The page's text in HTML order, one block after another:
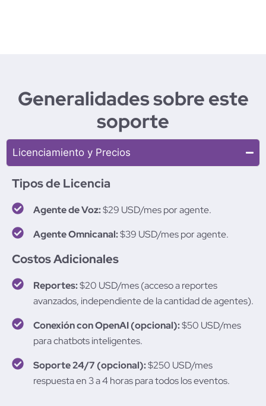
Generalidades sobre este
soporte
Licenciamiento y Precios
Tipos de Licencia
Agente de Voz:$29 USD/mes por agente.
Agente Omnicanal:$39 USD/mes por agente.
Costos Adicionales
Reportes:$20 USD/mes (acceso a reportes
avanzados, independiente de la cantidad de agentes).
Conexión con OpenAI (opcional):$50 USD/mes
para chatbots inteligentes.
Soporte 24/7 (opcional):$250 USD/mes
respuesta en 3 a 4 horas para todos los eventos.